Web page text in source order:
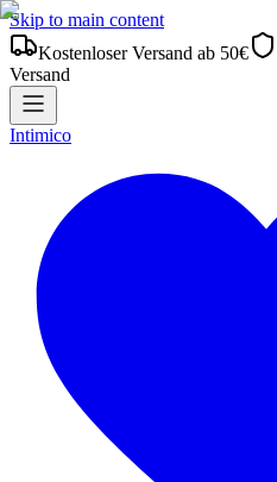
Skip to main content
Kostenloser Versand ab 50€
Versand
Intimico